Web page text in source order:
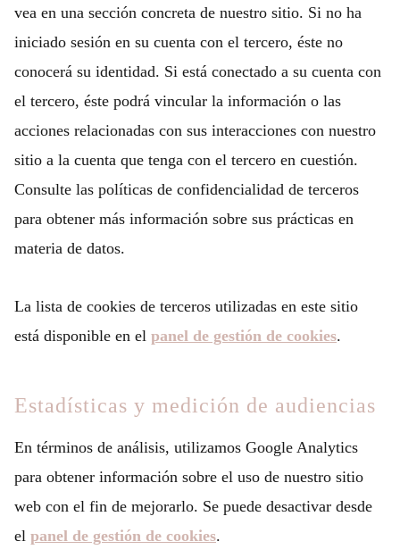
vea en una sección concreta de nuestro sitio. Si no ha
iniciado sesión en su cuenta con el tercero, éste no
conocerá su identidad. Si está conectado a su cuenta con
el tercero, éste podrá vincular la información o las
acciones relacionadas con sus interacciones con nuestro
sitio a la cuenta que tenga con el tercero en cuestión.
Consulte las políticas de confidencialidad de terceros
para obtener más información sobre sus prácticas en
materia de datos.
La lista de cookies de terceros utilizadas en este sitio
está disponible en el panel de gestión de cookies.
Estadísticas y medición de audiencias
En términos de análisis, utilizamos Google Analytics
para obtener información sobre el uso de nuestro sitio
web con el fin de mejorarlo. Se puede desactivar desde
el panel de gestión de cookies.